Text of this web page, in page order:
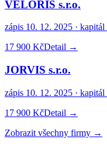
VELORIS s.r.o.
zápis 10. 12. 2025 · kapitál
17 900 KčDetail →
JORVIS s.r.o.
zápis 10. 12. 2025 · kapitál
17 900 KčDetail →
Zobrazit všechny firmy →